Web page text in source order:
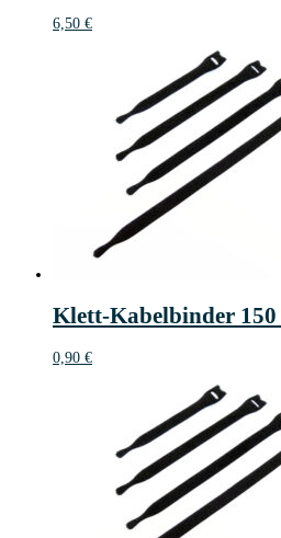
6,50 €
Klett-Kabelbinder 150
0,90 €